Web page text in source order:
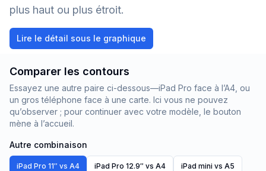
plus haut ou plus étroit.
Lire le détail sous le graphique
Comparer les contours
Essayez une autre paire ci-dessous—iPad Pro face à l’A4, ou
un gros téléphone face à une carte. Ici vous ne pouvez
qu’observer ; pour continuer avec votre modèle, le bouton
mène à l’accueil.
Autre combinaison
iPad Pro 11″ vs A4 iPad Pro 12.9″ vs A4 iPad mini vs A5